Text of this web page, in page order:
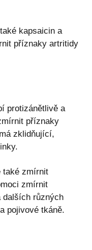
kapsaicin a
příznaky artritidy
protizánětlivě a
příznaky
zklidňující,
také zmírnit
zmírnit
dalších různých
pojivové tkáně.